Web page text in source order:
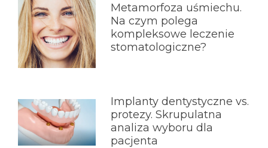
Metamorfoza uśmiechu.
Na czym polega
kompleksowe leczenie
stomatologiczne?
Implanty dentystyczne vs.
protezy. Skrupulatna
analiza wyboru dla
pacjenta